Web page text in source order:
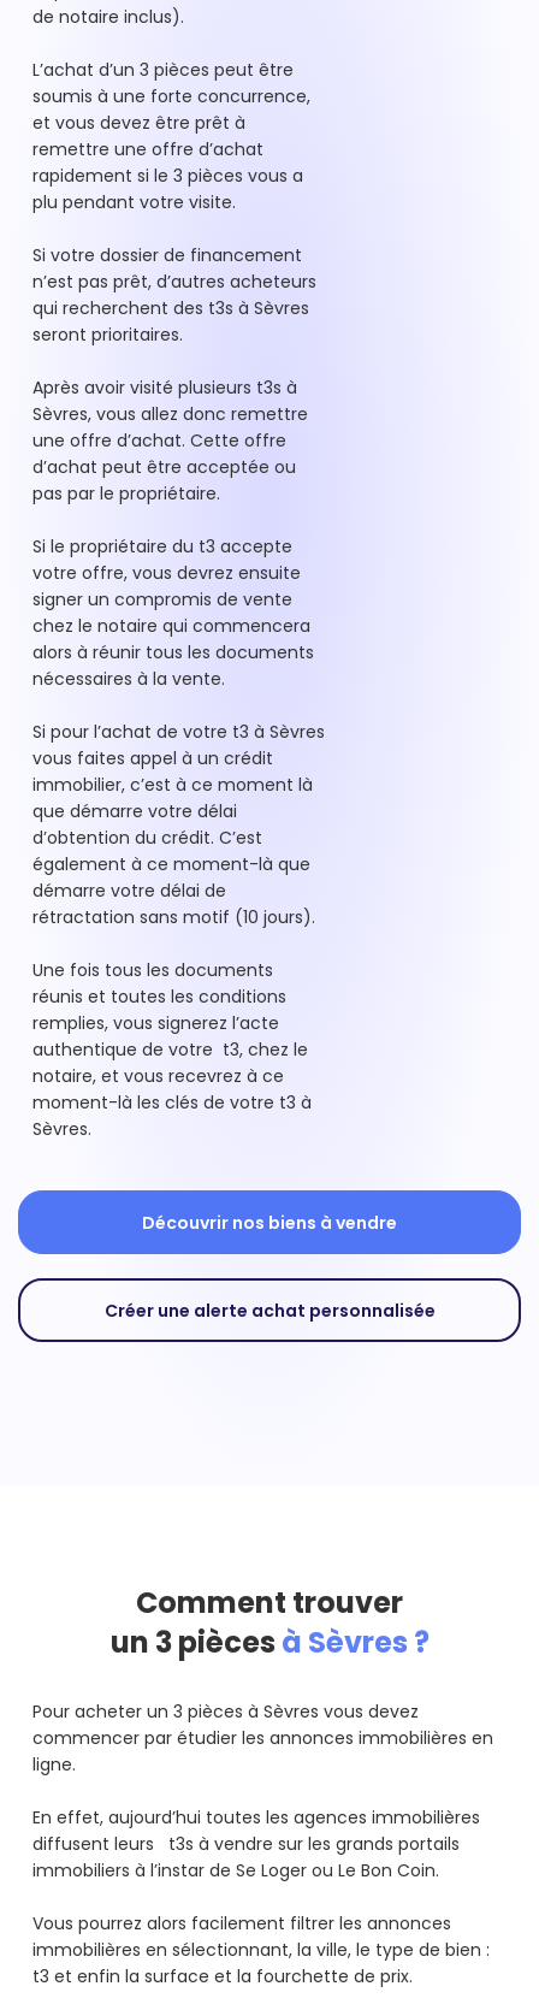
de notaire inclus).
L’achat d’un 3 pièces peut être
soumis à une forte concurrence,
et vous devez être prêt à
remettre une offre d’achat
rapidement si le 3 pièces vous a
plu pendant votre visite.
Si votre dossier de financement
n’est pas prêt, d’autres acheteurs
qui recherchent des t3s à Sèvres
seront prioritaires.
Après avoir visité plusieurs t3s à
Sèvres, vous allez donc remettre
une offre d’achat. Cette offre
d’achat peut être acceptée ou
pas par le propriétaire.
Si le propriétaire du t3 accepte
votre offre, vous devrez ensuite
signer un compromis de vente
chez le notaire qui commencera
alors à réunir tous les documents
nécessaires à la vente.
Si pour l’achat de votre t3 à Sèvres
vous faites appel à un crédit
immobilier, c’est à ce moment là
que démarre votre délai
d’obtention du crédit. C’est
également à ce moment-là que
démarre votre délai de
rétractation sans motif (10 jours).
Une fois tous les documents
réunis et toutes les conditions
remplies, vous signerez l’acte
authentique de votre t3, chez le
notaire, et vous recevrez à ce
moment-là les clés de votre t3 à
Sèvres.
Découvrir nos biens à vendre
Créer une alerte achat personnalisée
Comment trouver
un 3 pièces à Sèvres ?
Pour acheter un 3 pièces à Sèvres vous devez
commencer par étudier les annonces immobilières en
ligne.
En effet, aujourd’hui toutes les agences immobilières
diffusent leurs t3s à vendre sur les grands portails
immobiliers à l’instar de Se Loger ou Le Bon Coin.
Vous pourrez alors facilement filtrer les annonces
immobilières en sélectionnant, la ville, le type de bien :
t3 et enfin la surface et la fourchette de prix.